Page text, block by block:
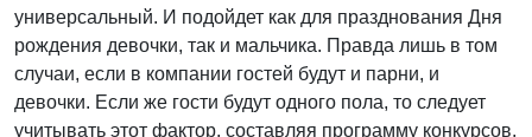
универсальный. И подойдет как для празднования Дня
рождения девочки, так и мальчика. Правда лишь в том
случаи, если в компании гостей будут и парни, и
девочки. Если же гости будут одного пола, то следует
учитывать этот фактор, составляя программу конкурсов.